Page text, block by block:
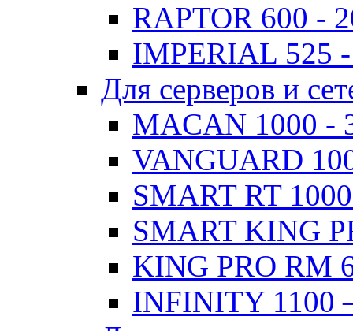
RAPTOR 600 -
IMPERIAL 525
Для серверов и
MACAN 1000 -
VANGUARD
SMART RT
SMART KING
KING PRO RM
INFINITY 1100